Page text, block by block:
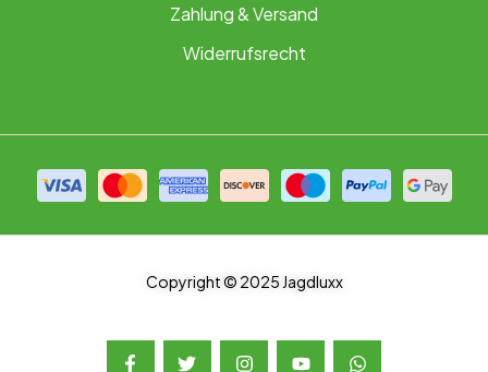
Zahlung & Versand
Widerrufsrecht
Copyright © 2025 Jagdluxx